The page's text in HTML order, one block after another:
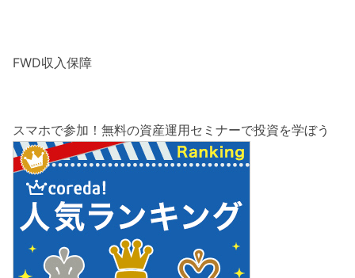
FWD収入保障
スマホで参加！無料の資産運用セミナーで投資を学ぼう